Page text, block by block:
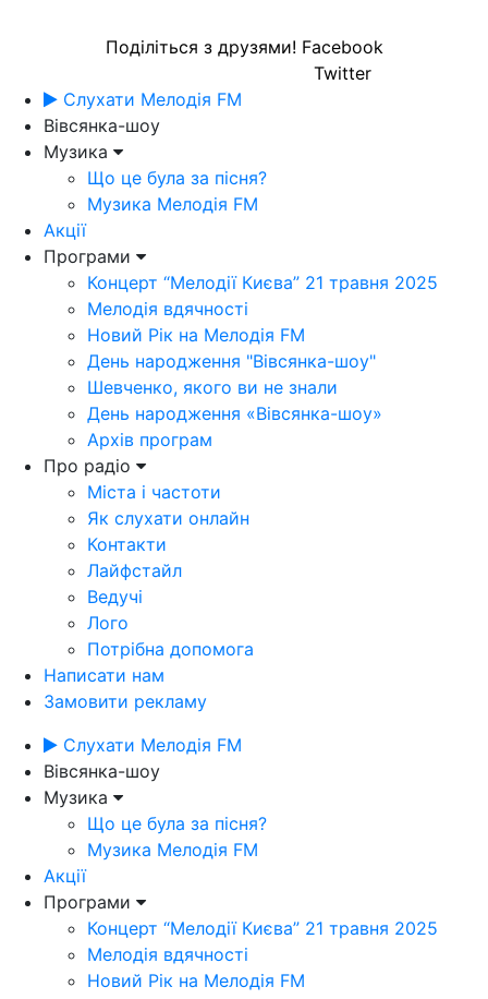
Поділіться з друзями! Facebook
Twitter
Слухати Мелодія FM
Вівсянка-шоу
Музика
Що це була за пісня?
Музика Мелодія FM
Акції
Програми
Концерт “Мелодії Києва” 21 травня 2025
Мелодія вдячності
Новий Рік на Мелодія FM
День народження "Вівсянка-шоу"
Шевченко, якого ви не знали
День народження «Вівсянка-шоу»
Архів програм
Про радіо
Міста і частоти
Як слухати онлайн
Контакти
Лайфстайл
Ведучі
Лого
Потрібна допомога
Написати нам
Замовити рекламу
Слухати Мелодія FM
Вівсянка-шоу
Музика
Що це була за пісня?
Музика Мелодія FM
Акції
Програми
Концерт “Мелодії Києва” 21 травня 2025
Мелодія вдячності
Новий Рік на Мелодія FM